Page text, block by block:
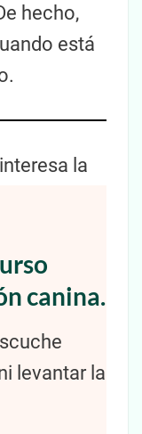
hecho,
está
la
canina.
levantar la